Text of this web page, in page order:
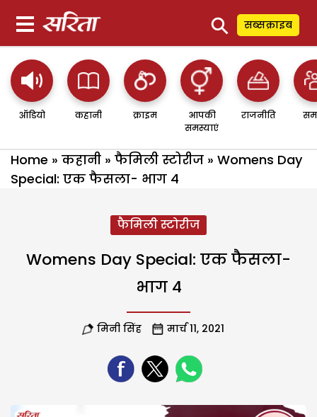
⚲ सब्सक्राइब
ऑडियो कहानी क्राइम
आपकी
समस्याएं
राजनीति
Home » कहानी » फैमिली स्टोरीज » Womens Day
Special: एक फैसला- भाग 4
फैमिली स्टोरीज
Womens Day Special: एक फैसला-
भाग 4
मिनी सिंह मार्च 11, 2021